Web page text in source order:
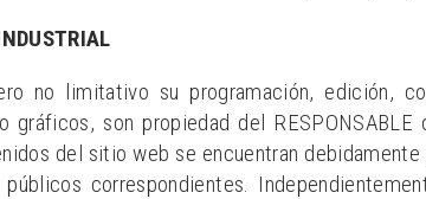
no limitativo su programación, edición,
son propiedad del
del sitio web se encuentran
correspondientes.